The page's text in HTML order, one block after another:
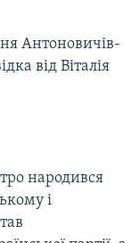
Антоновичів-
від Віталія
народився
і